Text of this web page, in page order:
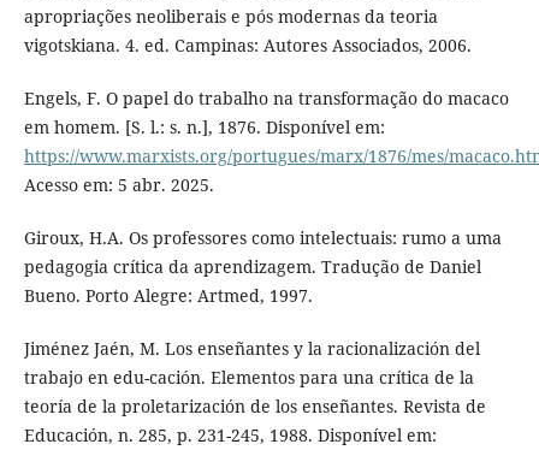
apropriações neoliberais e pós modernas da teoria
vigotskiana. 4. ed. Campinas: Autores Associados, 2006.
Engels, F. O papel do trabalho na transformação do macaco
em homem. [S. l.: s. n.], 1876. Disponível em:
https://www.marxists.org/portugues/marx/1876/mes/
Acesso em: 5 abr. 2025.
Giroux, H.A. Os professores como intelectuais: rumo a uma
pedagogia crítica da aprendizagem. Tradução de Daniel
Bueno. Porto Alegre: Artmed, 1997.
Jiménez Jaén, M. Los enseñantes y la racionalización del
trabajo en edu-cación. Elementos para una crítica de la
teoría de la proletarización de los enseñantes. Revista de
Educación, n. 285, p. 231-245, 1988. Disponível em: